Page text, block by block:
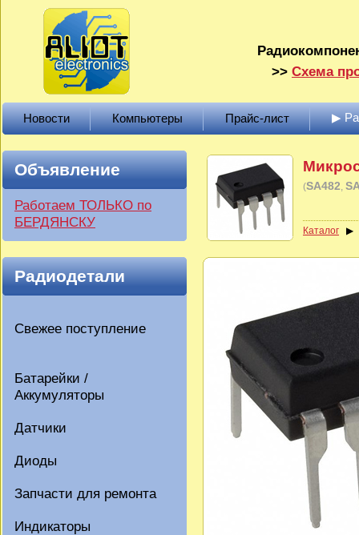
>> Схема
Новости Компьютеры Прайс-лист ▶
Объявление
Работаем ТОЛЬКО по
БЕРДЯНСКУ
Радиодетали
Свежее поступление
Батарейки /
Аккумуляторы
Датчики
Диоды
Запчасти для ремонта
Индикаторы
(SA482
Каталог